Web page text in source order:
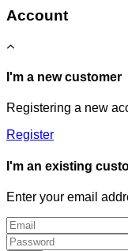
Account
I'm a new customer
Registering a new
Register
I'm an existing
Enter your email